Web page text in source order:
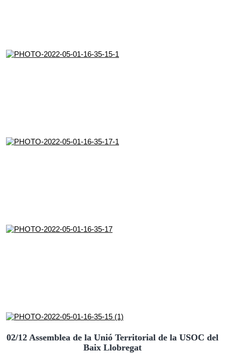
02/12 Assemblea de la Unió Territorial de la USOC del
Baix Llobregat